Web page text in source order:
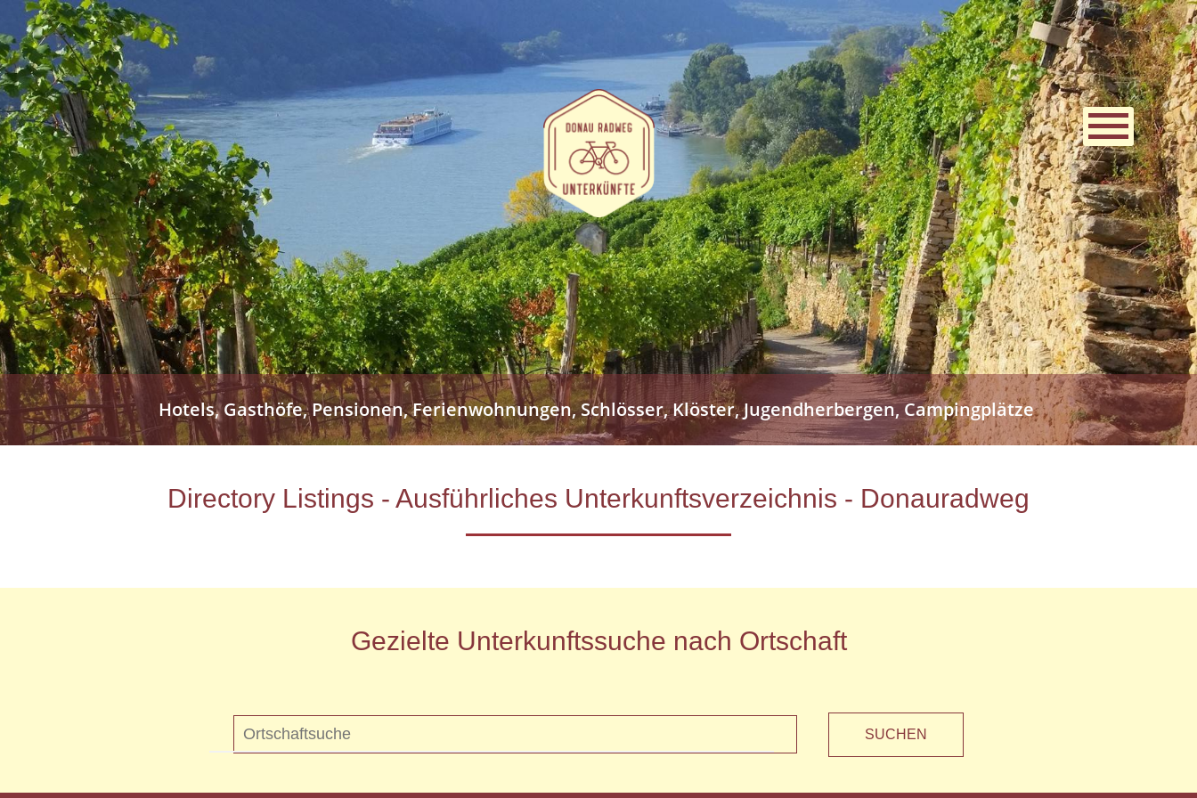
Hotels, Gasthöfe, Pensionen, Ferienwohnungen, Schlösser, Klöster, Jugendherbergen, Campingplätze
Directory Listings - Ausführliches Unterkunftsverzeichnis - Donauradweg
Gezielte Unterkunftssuche nach Ortschaft